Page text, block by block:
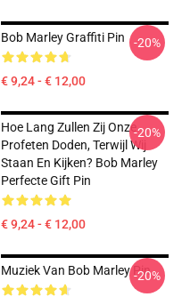
Bob Marley Graffiti Pin
€ 9,24 - € 12,00
-20%
Hoe Lang Zullen Zij Onze
Profeten Doden, Terwijl Wij
Staan En Kijken? Bob Marley
Perfecte Gift Pin
€ 9,24 - € 12,00
-20%
Muziek Van Bob Marley Pin
-20%